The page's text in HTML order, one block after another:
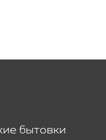
бытовки